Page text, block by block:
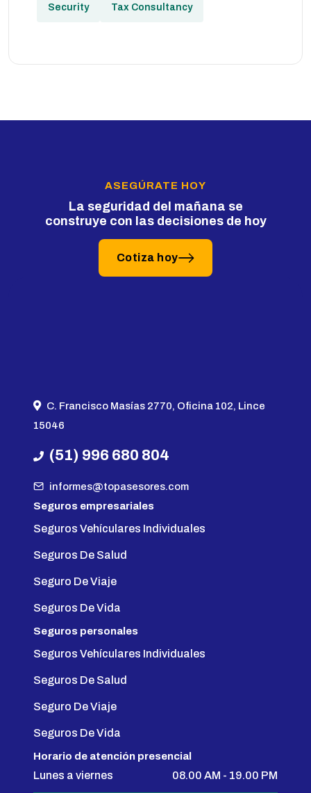
Security Tax Consultancy
ASEGÚRATE HOY
La seguridad del mañana se
construye con las decisiones de hoy
Cotiza hoy
C. Francisco Masías 2770, Oficina 102, Lince
15046
(51) 996 680 804
informes@topasesores.com
Seguros empresariales
Seguros Vehículares Individuales
Seguros De Salud
Seguro De Viaje
Seguros De Vida
Seguros personales
Seguros Vehículares Individuales
Seguros De Salud
Seguro De Viaje
Seguros De Vida
Horario de atención presencial
Lunes a viernes 08.00 AM - 19.00 PM